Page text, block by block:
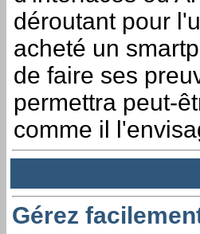
déroutant pour
acheté un
de faire ses
permettra peut-
comme il
Gérez